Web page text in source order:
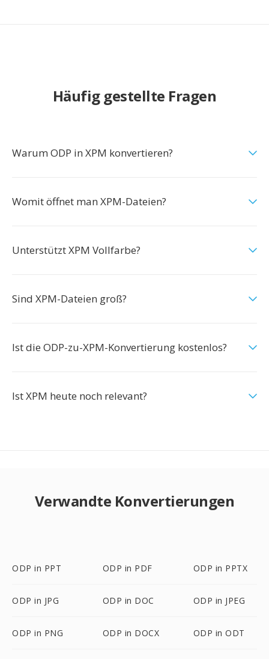
Häufig gestellte Fragen
Warum ODP in XPM konvertieren?
Womit öffnet man XPM-Dateien?
Unterstützt XPM Vollfarbe?
Sind XPM-Dateien groß?
Ist die ODP-zu-XPM-Konvertierung kostenlos?
Ist XPM heute noch relevant?
Verwandte Konvertierungen
ODP in PPT ODP in PDF ODP in PPTX
ODP in JPG ODP in DOC ODP in JPEG
ODP in PNG ODP in DOCX ODP in ODT